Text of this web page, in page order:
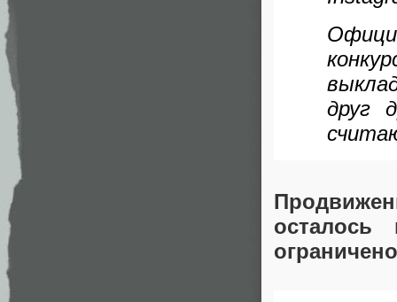
друг
ограничено